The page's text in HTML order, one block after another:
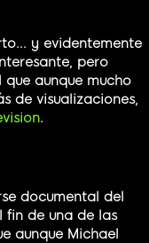
y evidentemente
pero
aunque mucho
de visualizaciones,
.
documental del
fin de una de las
aunque Michael